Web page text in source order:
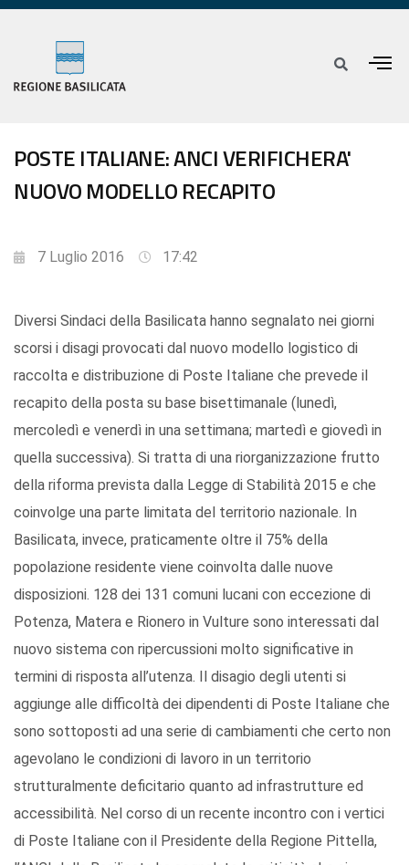
POSTE ITALIANE: ANCI VERIFICHERA'
NUOVO MODELLO RECAPITO
7 Luglio 2016 17:42
Diversi Sindaci della Basilicata hanno segnalato nei giorni
scorsi i disagi provocati dal nuovo modello logistico di
raccolta e distribuzione di Poste Italiane che prevede il
recapito della posta su base bisettimanale (lunedì,
mercoledì e venerdì in una settimana; martedì e giovedì in
quella successiva). Si tratta di una riorganizzazione frutto
della riforma prevista dalla Legge di Stabilità 2015 e che
coinvolge una parte limitata del territorio nazionale. In
Basilicata, invece, praticamente oltre il 75% della
popolazione residente viene coinvolta dalle nuove
disposizioni. 128 dei 131 comuni lucani con eccezione di
Potenza, Matera e Rionero in Vulture sono interessati dal
nuovo sistema con ripercussioni molto significative in
termini di risposta all’utenza. Il disagio degli utenti si
aggiunge alle difficoltà dei dipendenti di Poste Italiane che
sono sottoposti ad una serie di cambiamenti che certo non
agevolano le condizioni di lavoro in un territorio
strutturalmente deficitario quanto ad infrastrutture ed
accessibilità. Nel corso di un recente incontro con i vertici
di Poste Italiane con il Presidente della Regione Pittella,